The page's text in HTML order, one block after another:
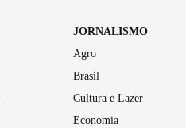
JORNALISMO
Agro
Brasil
Cultura e Lazer
Economia